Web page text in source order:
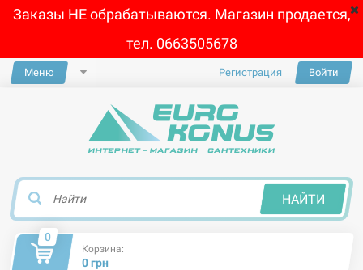
Заказы НЕ обрабатываются. Магазин продается,
тел. 0663505678
Меню Регистрация Войти
НАЙТИ
0
Корзина:
0 грн